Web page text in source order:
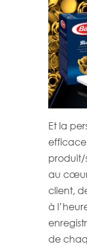
Et la
efficace
produit/
au cœur
client,
à
de